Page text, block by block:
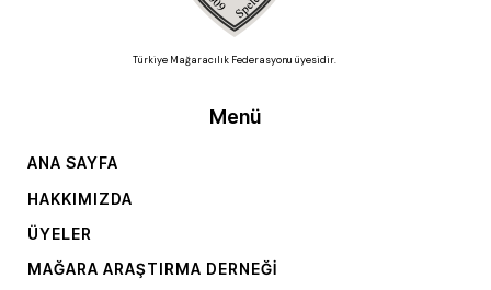
Türkiye Mağaracılık Federasyonu üyesidir.
Menü
ANA SAYFA
HAKKIMIZDA
ÜYELER
MAĞARA ARAŞTIRMA DERNEĞI